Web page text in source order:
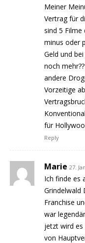
Meiner
Vertrag für
sind 5 Filme
minus oder
Geld und
noch
andere
Vorzeitige
für
Reply
Marie 27.
Ich finde es
Grindelwald
Franchise
war
jetzt wird es
von